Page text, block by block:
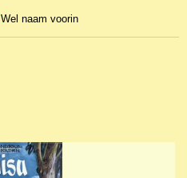
Wel naam voorin